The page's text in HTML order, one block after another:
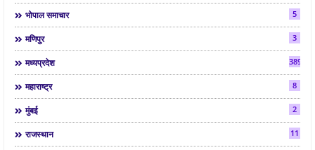
भोपाल समाचार 5
मणिपुर 3
मध्यप्रदेश 3892
महाराष्ट्र 8
मुंबई 2
राजस्थान 11